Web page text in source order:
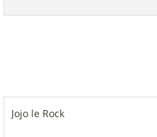
Jojo le Rock